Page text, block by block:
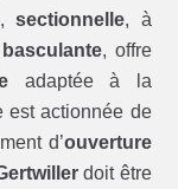
sectionnelle, à
basculante, offre
adaptée à la
est actionnée de
d’ouverture
doit être